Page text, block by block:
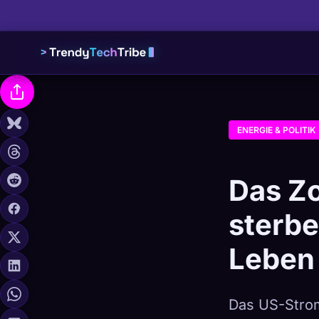
ENERGIE & POLITIK
Das
Das US-